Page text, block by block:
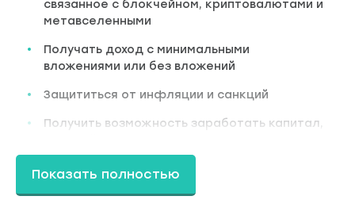
связанное с блокчейном, криптовалютами и
метавселенными
Получать доход с минимальными
вложениями или без вложений
Защититься от инфляции и санкций
Получить возможность заработать капитал,
жизнь
Для кого это обучение​
Показать полностью